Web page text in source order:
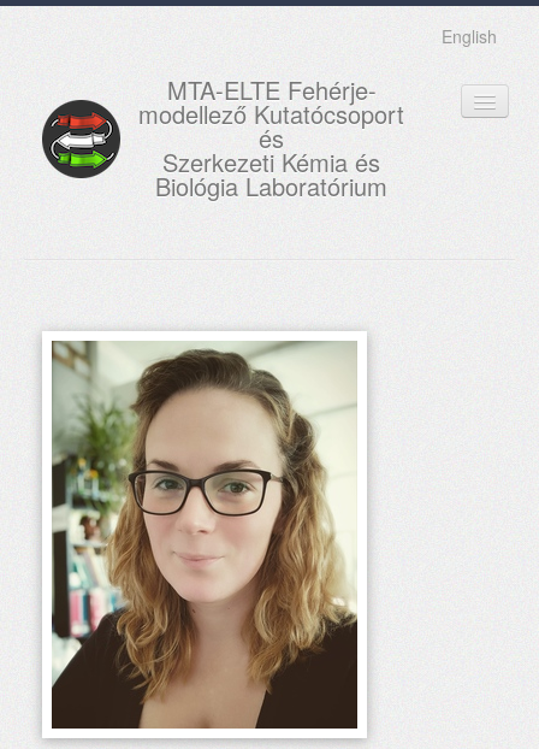
English
MTA-ELTE Fehérje-
modellező Kutatócsoport
és
Szerkezeti Kémia és
Biológia Laboratórium
OKTATÁS
MUNKATÁRSAK
AKTUÁLIS
GALÉRIA
KAPCSOLAT